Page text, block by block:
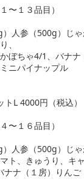
〜１３品目）
）人参（500g）じ
、
ぼちゃ4/1、バナナ
ニパイナップル
L 4000円（税込）
〜１６品目）
）人参（500g）じ
ト、きゅうり、キ
ナ（１房）りんご